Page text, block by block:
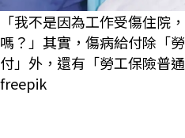
「我不是因為工作受傷住院
嗎？」其實，傷病給付除「
付」外，還有「勞工保險普
freepik